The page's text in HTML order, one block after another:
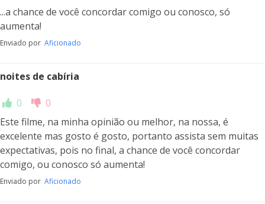
...a chance de você concordar comigo ou conosco, só
aumenta!
Enviado por Aficionado
noites de cabíria
0
0
Este filme, na minha opinião ou melhor, na nossa, é
excelente mas gosto é gosto, portanto assista sem muitas
expectativas, pois no final, a chance de você concordar
comigo, ou conosco só aumenta!
Enviado por Aficionado